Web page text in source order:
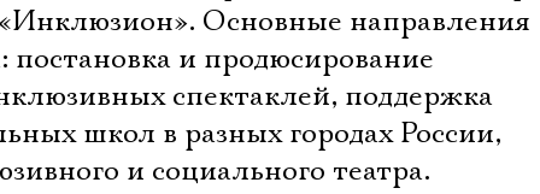
Основные направления
постановка и продюсирование
спектаклей, поддержка
школ в разных городах России,
и социального театра.